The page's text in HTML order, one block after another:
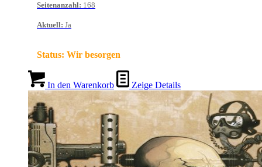
Seitenanzahl: 168
Aktuell: Ja
Status: Wir besorgen
In den Warenkorb Zeige Details